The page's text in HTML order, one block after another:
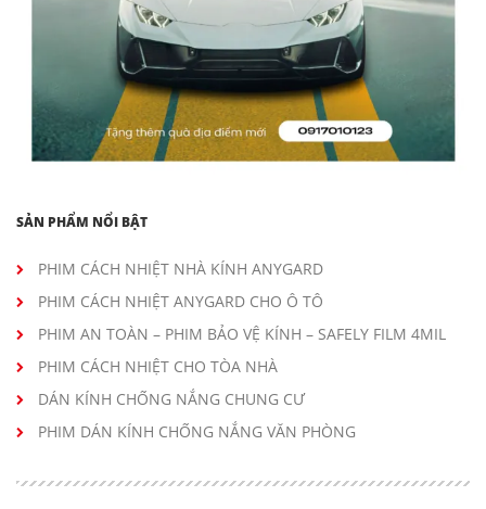
SẢN PHẨM NỔI BẬT
PHIM CÁCH NHIỆT NHÀ KÍNH ANYGARD
PHIM CÁCH NHIỆT ANYGARD CHO Ô TÔ
PHIM AN TOÀN – PHIM BẢO VỆ KÍNH – SAFELY FILM 4MIL
PHIM CÁCH NHIỆT CHO TÒA NHÀ
DÁN KÍNH CHỐNG NẮNG CHUNG CƯ
PHIM DÁN KÍNH CHỐNG NẮNG VĂN PHÒNG